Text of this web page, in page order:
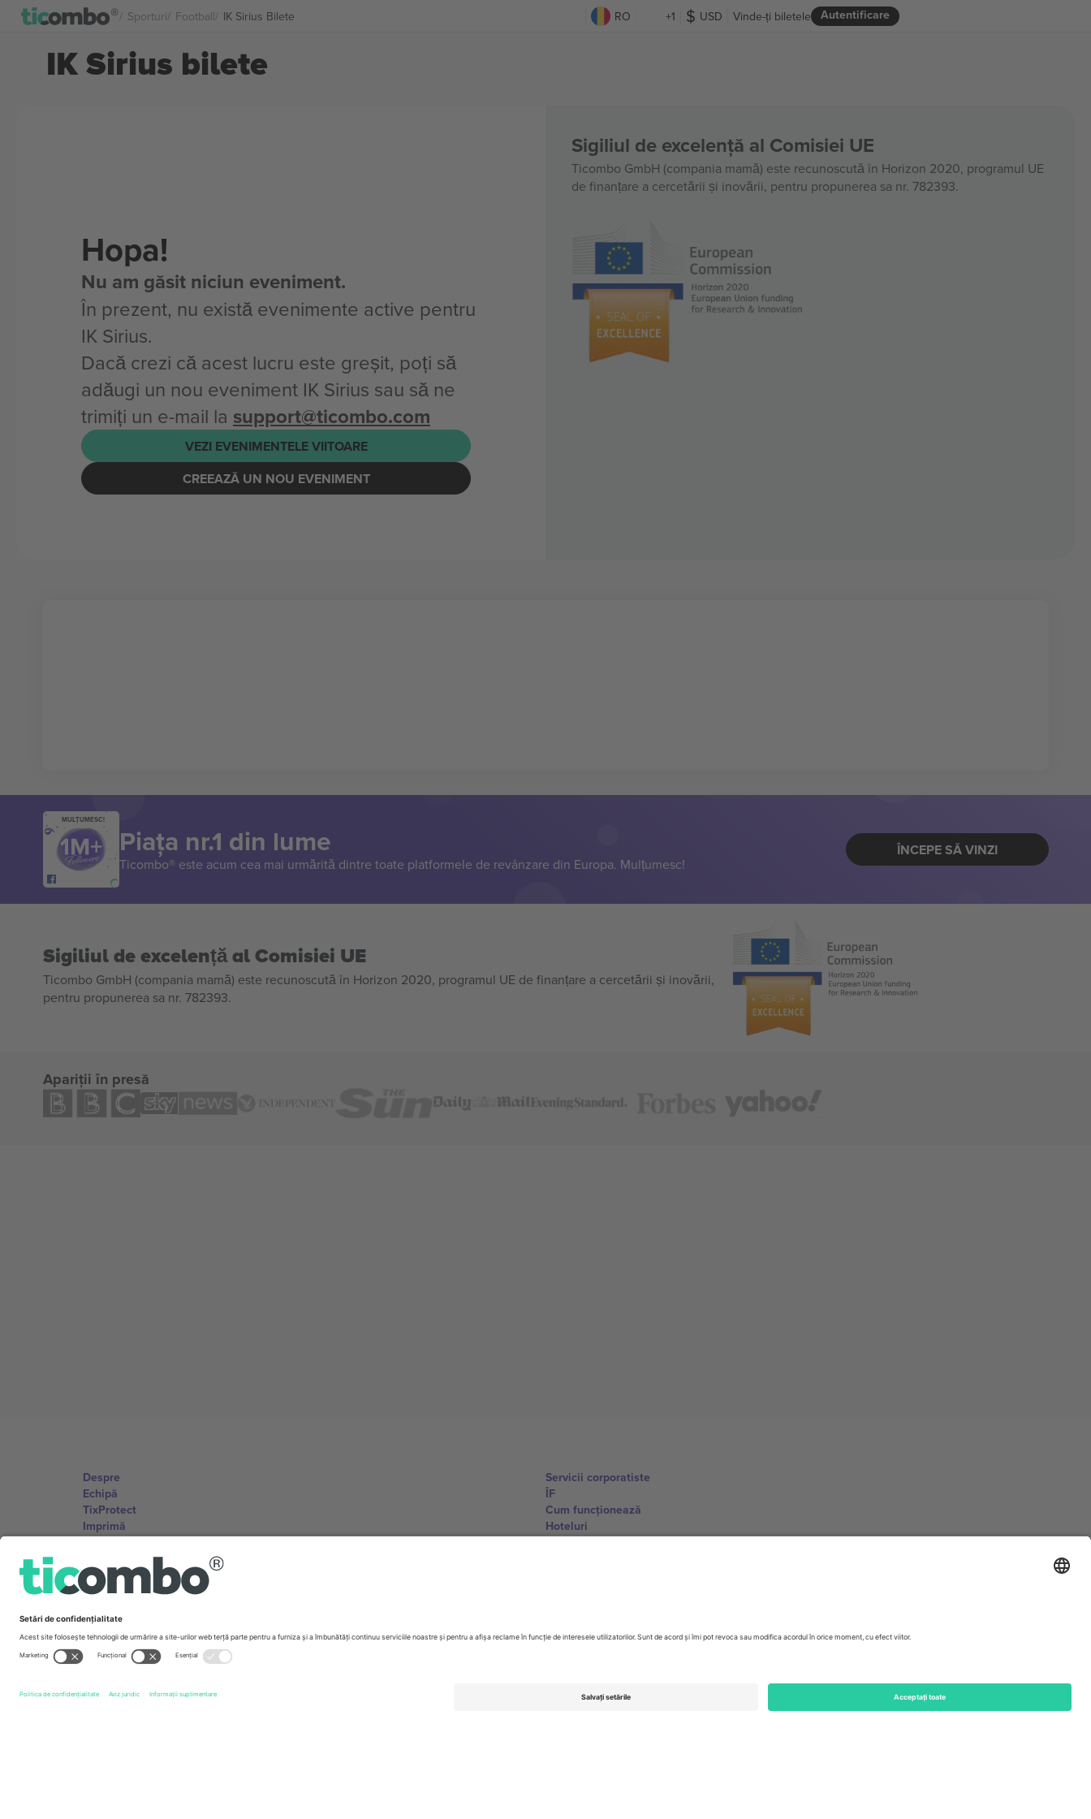
Sporturi Football IK Sirius Bilete RO +1 USD Autentificare
Vinde-ți biletele
IK Sirius bilete
Hopa!
Nu am găsit niciun eveniment.
În prezent, nu există evenimente active pentru
IK Sirius.
Dacă crezi că acest lucru este greșit, poți să
adăugi un nou eveniment IK Sirius sau să ne
trimiți un e-mail la support@ticombo.com
VEZI EVENIMENTELE VIITOARE
CREEAZĂ UN NOU EVENIMENT
Sigiliul de excelență al Comisiei UE
Ticombo GmbH (compania mamă) este recunoscută în Horizon 2020, programul UE
de finanțare a cercetării și inovării, pentru propunerea sa nr. 782393.
MULȚUMESC!
Piața nr.1 din lume
Ticombo® este acum cea mai urmărită dintre toate platformele de revânzare din Europa. Mulțumesc!
ÎNCEPE SĂ VINZI
Sigiliul de excelență al Comisiei UE
Ticombo GmbH (compania mamă) este recunoscută în Horizon 2020, programul UE de finanțare a cercetării și inovării,
pentru propunerea sa nr. 782393.
Apariții în presă
Despre
Echipă
TixProtect
Imprimă
Termeni și condiții
Program de afiliere
Servicii corporatiste
ÎF
Cum funcționează
Hoteluri
Centrul Cupei Mondiale